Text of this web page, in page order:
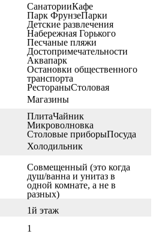
СанаторииКафе
Парк ФрунзеПарки
Детские развлечения
Набережная Горького
Песчаные пляжи
Достопримечательности
Аквапарк
Остановки общественного
транспорта
РестораныСтоловая
Магазины
ПлитаЧайник
Микроволновка
Столовые приборыПосуда
Холодильник
Совмещенный (это когда
душ/ванна и унитаз в
одной комнате, а не в
разных)
1й этаж
1